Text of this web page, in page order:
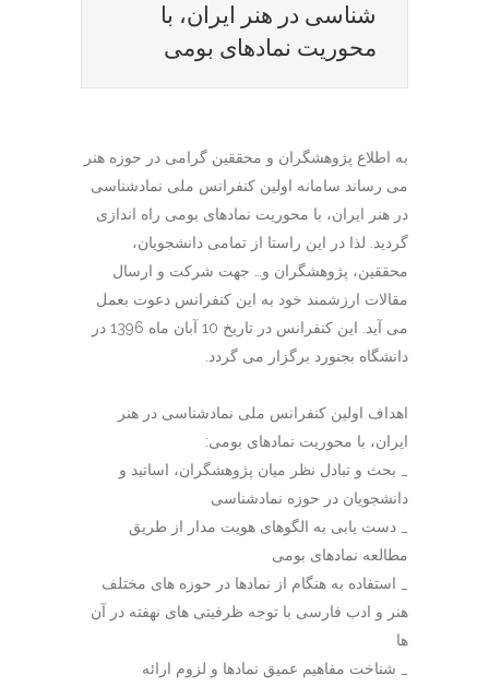
شناسی در هنر ایران، با
محوریت نمادهای بومی
به اطلاع پژوهشگران و محققین گرامی در حوزه هنر
می رساند سامانه اولين کنفرانس ملی نمادشناسی
در هنر ايران، با محوريت نمادهای بومی راه اندازی
گردید. لذا در این راستا از تمامی دانشجویان،
محققین، پژوهشگران و… جهت شرکت و ارسال
مقالات ارزشمند خود به این کنفرانس دعوت بعمل
می آید. این کنفرانس در تاریخ 10 آبان ماه 1396 در
دانشگاه بجنورد برگزار می گردد.
اهداف اولين کنفرانس ملی نمادشناسی در هنر
ايران، با محوريت نمادهای بومی:
_ بحث و تبادل نظر میان پژوهشگران، اساتید و
دانشجویان در حوزه نمادشناسی
_ دست يابی به الگوهای هويت مدار از طريق
مطالعه نمادهای بومی
_ استفاده به هنگام از نمادها در حوزه های مختلف
هنر و ادب فارسی با توجه ظرفيتی های نهفته در آن
ها
_ شناخت مفاهيم عميق نمادها و لزوم ارائه